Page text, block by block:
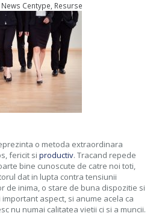
Centype Resurse
o metoda extraordinara
fericit si productiv. Tracand repede
bine cunoscute de catre noi toti,
dat in lupta contra tensiunii
de inima, o stare de buna dispozitie si
aspect, si anume acela ca
nu numai calitatea vietii ci si a muncii.